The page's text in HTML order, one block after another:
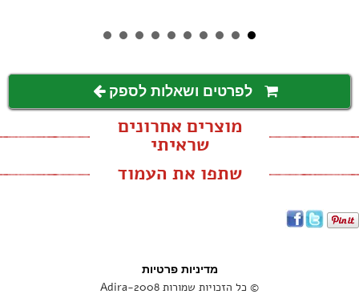
לפרטים ושאלות לספק
מוצרים אחרונים
שראיתי
שתפו את העמוד
מדיניות פרטיות
© כל הזכויות שמורות Adira-2008